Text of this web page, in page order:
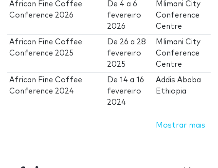
African Fine Coffee
Conference 2026
De 4 a6
fevereiro
2026
Mlimani City
Conference
Centre
African Fine Coffee
Conference 2025
De 26 a 28
fevereiro
2025
Mlimani City
Conference
Centre
African Fine Coffee
Conference 2024
De14 a16
fevereiro
2024
Addis Ababa
Ethiopia
Mostrar mais